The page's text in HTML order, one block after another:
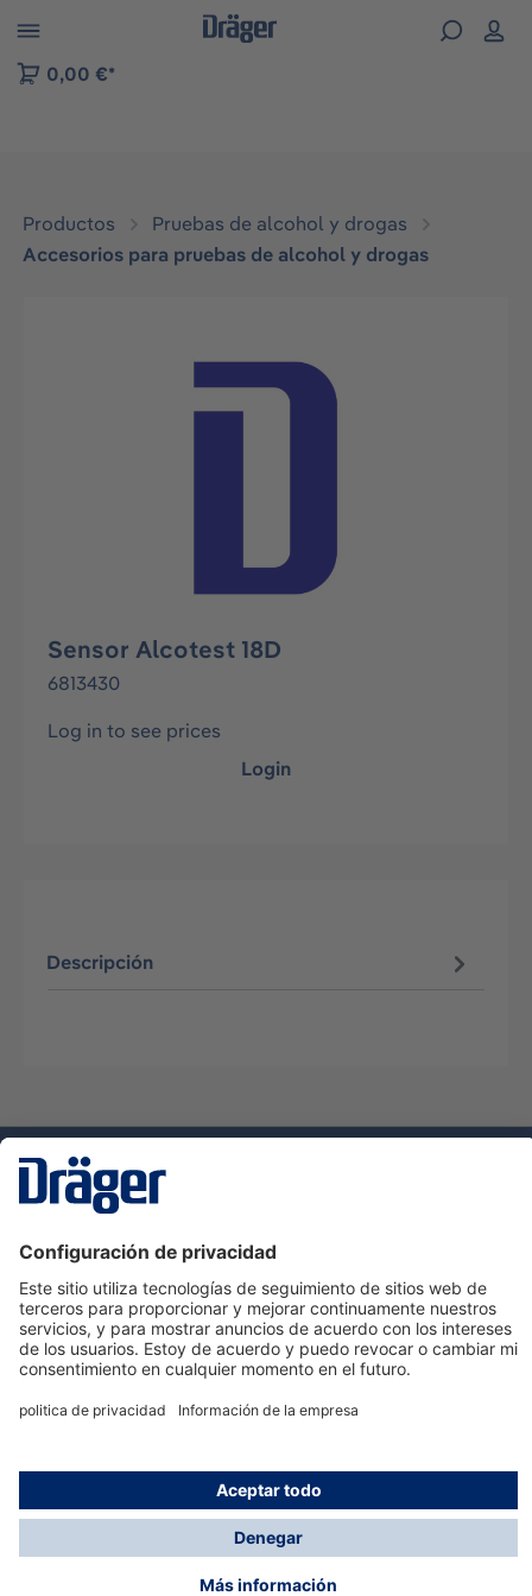
to B2B platform navigation
0,00 €*
Productos
Pruebas de alcohol y drogas
Accesorios para pruebas de alcohol y drogas
Omitir galería de imágenes
Sensor Alcotest 18D
6813430
Log in to see prices
Login
Descripción
Servicio de atención al cliente de Dräger
Ayuda
Información
© Dräger Hispania S.A.U., 2024
*Todos los precios no incluyen IVA y posibles gastos
de envío, salvo que indique lo contrario